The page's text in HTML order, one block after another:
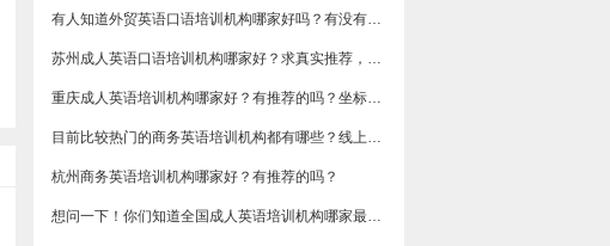
有人知道外贸英语口语培训机构哪家好吗？有没有排行榜参考一下？最好说下费用
苏州成人英语口语培训机构哪家好？求真实推荐，广告勿扰，谢谢！
重庆成人英语培训机构哪家好？有推荐的吗？坐标重庆，目前在解放碑一家外贸公司做跟单
目前比较热门的商务英语培训机构都有哪些？线上好吗？还是线下呢？
杭州商务英语培训机构哪家好？有推荐的吗？
想问一下！你们知道全国成人英语培训机构哪家最好吗？收费多少呢？